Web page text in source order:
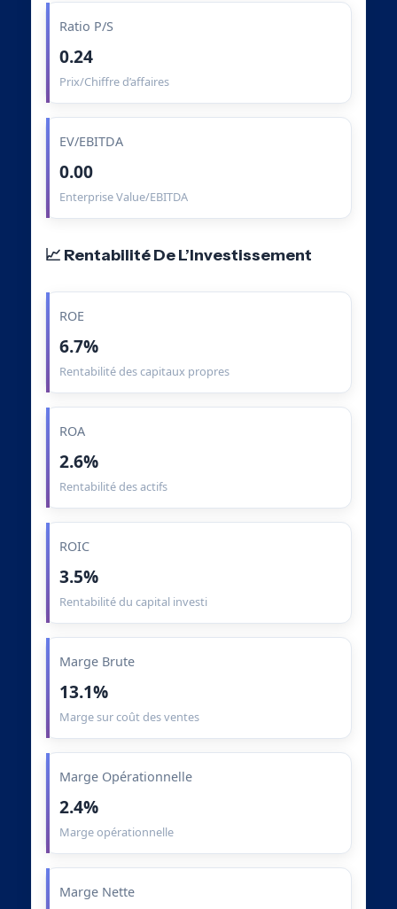
Ratio P/S
0.24
Prix/Chiffre d’affaires
EV/EBITDA
0.00
Enterprise Value/EBITDA
📈 Rentabilité De L’Investissement
ROE
6.7%
Rentabilité des capitaux propres
ROA
2.6%
Rentabilité des actifs
ROIC
3.5%
Rentabilité du capital investi
Marge Brute
13.1%
Marge sur coût des ventes
Marge Opérationnelle
2.4%
Marge opérationnelle
Marge Nette